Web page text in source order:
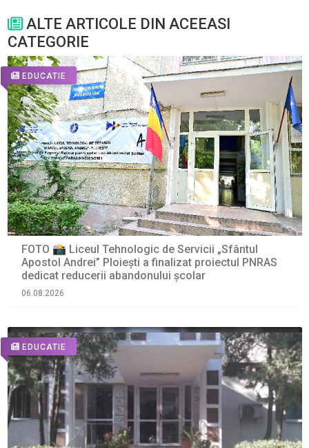
ALTE ARTICOLE DIN ACEEASI
CATEGORIE
EDUCATIE
FOTO 📸 Liceul Tehnologic de Servicii „Sfântul
Apostol Andrei” Ploiești a finalizat proiectul PNRAS
dedicat reducerii abandonului școlar
06.08.2026
EDUCATIE